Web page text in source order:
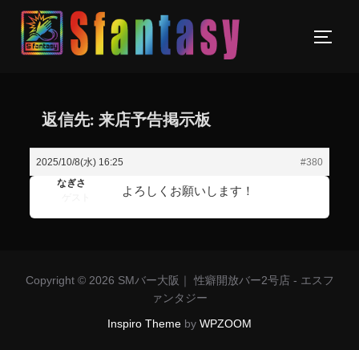
返信先: 来店予告掲示板
2025/10/8(水) 16:25
#380
なぎさ
よろしくお願いします！
Copyright © 2026 SMバー大阪｜ 性癖開放バー2号店 - エスフ
ァンタジー
Inspiro Theme by WPZOOM